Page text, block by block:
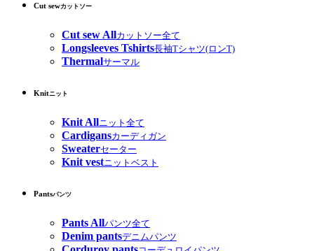
Cut sewカットソー
Cut sew Allカットソー全て
Longsleeves Tshirts長袖Tシャツ(ロンT)
Thermalサーマル
Knitニット
Knit Allニット全て
Cardigansカーディガン
Sweaterセーター
Knit vestニットベスト
Pantsパンツ
Pants Allパンツ全て
Denim pantsデニムパンツ